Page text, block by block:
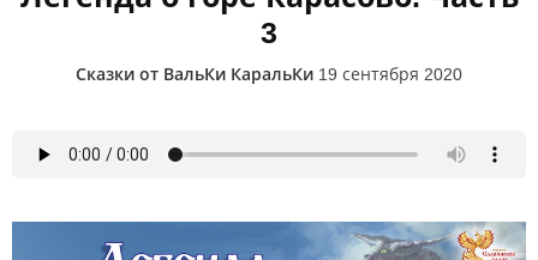
3
Сказки от ВальКи КаральКи 19 сентября 2020